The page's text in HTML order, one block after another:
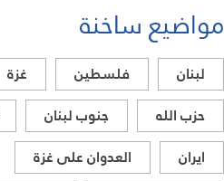
مواضيع ساخنة
لبنان فلسطين
غزة
حزب الله
جنوب لبنان
ايران
العدوان على غزة